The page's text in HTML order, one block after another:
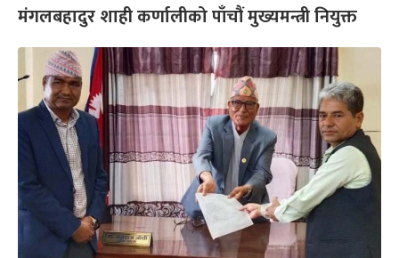
मंगलबहादुर शाही कर्णालीको पाँचौं मुख्यमन्त्री नियुक्त